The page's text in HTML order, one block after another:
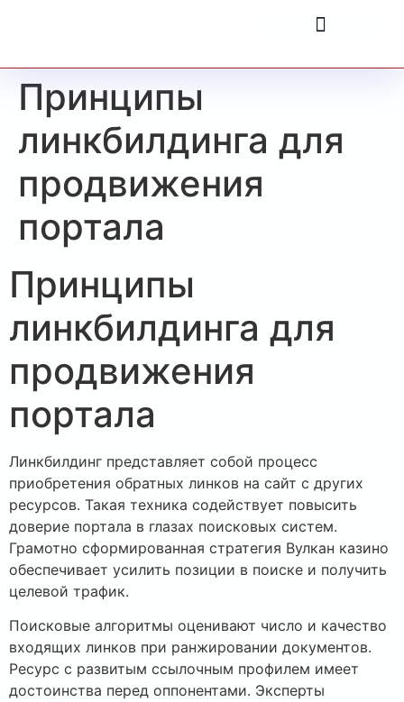
Принципы
линкбилдинга для
продвижения
портала
Принципы
линкбилдинга для
продвижения
портала
Линкбилдинг представляет собой процесс
приобретения обратных линков на сайт с других
ресурсов. Такая техника содействует повысить
доверие портала в глазах поисковых систем.
Грамотно сформированная стратегия Вулкан казино
обеспечивает усилить позиции в поиске и получить
целевой трафик.
Поисковые алгоритмы оценивают число и качество
входящих линков при ранжировании документов.
Ресурс с развитым ссылочным профилем имеет
достоинства перед оппонентами. Эксперты